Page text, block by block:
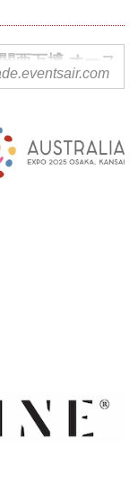
西万博 オース
セミナー お申